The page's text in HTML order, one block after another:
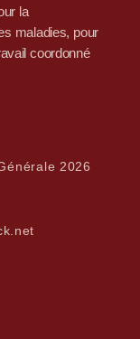
la
maladies, pour
coordonné
2026